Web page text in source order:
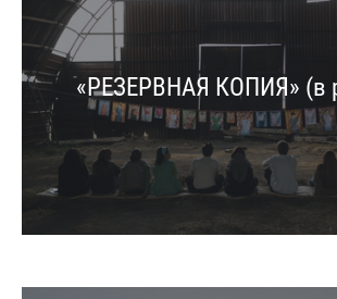
«РЕЗЕРВНАЯ КОПИЯ» (в